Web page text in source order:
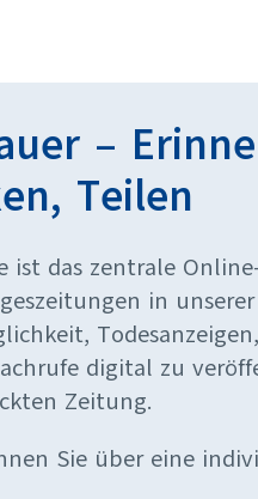
–
Teilen
ist das zentrale
in
digital zu
Zeitung.
Sie über eine